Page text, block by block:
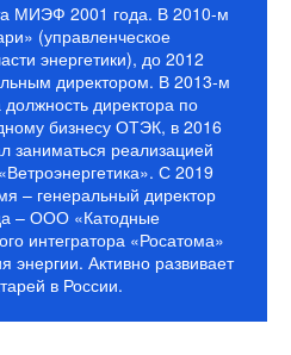
МИЭФ 2001 года. В 2010-м
(управленческое
энергетики), до 2012
директором. В 2013-м
директора по
бизнесу ОТЭК, в 2016
заниматься реализацией
С 2019
– генеральный директор
– ООО «Катодные
интегратора «Росатома»
энергии. Активно развивает
в России.